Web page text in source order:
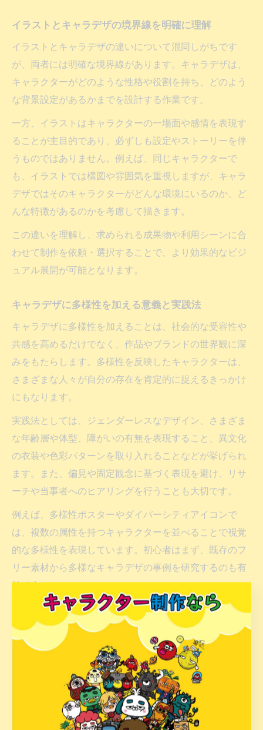
イラストとキャラデザの境界線を明確に理解
イラストとキャラデザの違いについて混同しがちです
が、両者には明確な境界線があります。キャラデザは、
キャラクターがどのような性格や役割を持ち、どのよう
な背景設定があるかまでを設計する作業です。
一方、イラストはキャラクターの一場面や感情を表現す
ることが主目的であり、必ずしも設定やストーリーを伴
うものではありません。例えば、同じキャラクターで
も、イラストでは構図や雰囲気を重視しますが、キャラ
デザではそのキャラクターがどんな環境にいるのか、ど
んな特徴があるのかを考慮して描きます。
この違いを理解し、求められる成果物や利用シーンに合
わせて制作を依頼・選択することで、より効果的なビジ
ュアル展開が可能となります。
キャラデザに多様性を加える意義と実践法
キャラデザに多様性を加えることは、社会的な受容性や
共感を高めるだけでなく、作品やブランドの世界観に深
みをもたらします。多様性を反映したキャラクターは、
さまざまな人々が自分の存在を肯定的に捉えるきっかけ
にもなります。
実践法としては、ジェンダーレスなデザイン、さまざま
な年齢層や体型、障がいの有無を表現すること、異文化
の衣装や色彩パターンを取り入れることなどが挙げられ
ます。また、偏見や固定観念に基づく表現を避け、リサ
ーチや当事者へのヒアリングを行うことも大切です。
例えば、多様性ポスターやダイバーシティアイコンで
は、複数の属性を持つキャラクターを並べることで視覚
的な多様性を表現しています。初心者はまず、既存のフ
リー素材から多様なキャラデザの事例を研究するのも有
効です。
キャラデザ視点で見る多様性 フリー素材の活用方法
多様性を意識したキャラデザを手軽に表現するために
は、フリー素材の活用が有効です。多様性イラストやダ
イバーシティアイコンなど、無料で利用できる素材を組
み合わせることで、短期間で幅広い属性のキャラクター
を揃えることができます。